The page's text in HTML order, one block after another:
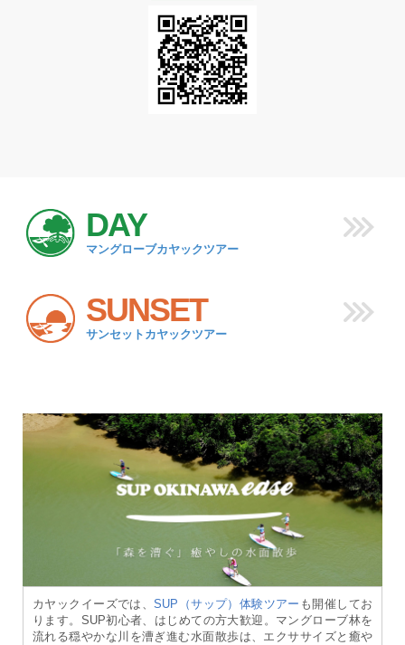
DAY
マングローブカヤックツアー
SUNSET
サンセットカヤックツアー
カヤックイーズでは、SUP（サップ）体験ツアー も開催してお
ります。SUP初心者、はじめての方大歓迎。マングローブ林を
流れる穏やかな川を漕ぎ進む水面散歩は、エクササイズと癒や